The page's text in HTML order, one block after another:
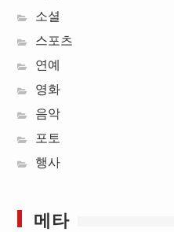
소셜
스포츠
연예
영화
음악
포토
행사
메타